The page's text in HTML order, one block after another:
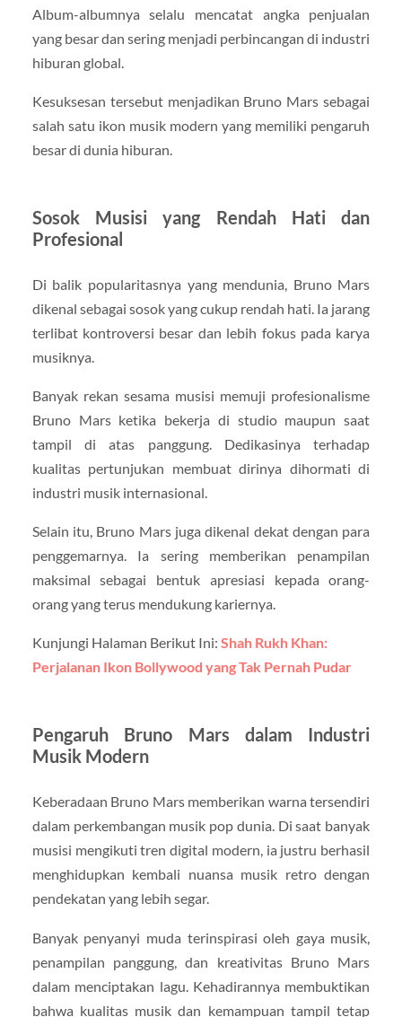
Album-albumnya selalu mencatat angka penjualan
yang besar dan sering menjadi perbincangan di industri
hiburan global.
Kesuksesan tersebut menjadikan Bruno Mars sebagai
salah satu ikon musik modern yang memiliki pengaruh
besar di dunia hiburan.
Sosok Musisi yang Rendah Hati dan
Profesional
Di balik popularitasnya yang mendunia, Bruno Mars
dikenal sebagai sosok yang cukup rendah hati. Ia jarang
terlibat kontroversi besar dan lebih fokus pada karya
musiknya.
Banyak rekan sesama musisi memuji profesionalisme
Bruno Mars ketika bekerja di studio maupun saat
tampil di atas panggung. Dedikasinya terhadap
kualitas pertunjukan membuat dirinya dihormati di
industri musik internasional.
Selain itu, Bruno Mars juga dikenal dekat dengan para
penggemarnya. Ia sering memberikan penampilan
maksimal sebagai bentuk apresiasi kepada orang-
orang yang terus mendukung kariernya.
Kunjungi Halaman Berikut Ini: Shah Rukh Khan:
Perjalanan Ikon Bollywood yang Tak Pernah Pudar
Pengaruh Bruno Mars dalam Industri
Musik Modern
Keberadaan Bruno Mars memberikan warna tersendiri
dalam perkembangan musik pop dunia. Di saat banyak
musisi mengikuti tren digital modern, ia justru berhasil
menghidupkan kembali nuansa musik retro dengan
pendekatan yang lebih segar.
Banyak penyanyi muda terinspirasi oleh gaya musik,
penampilan panggung, dan kreativitas Bruno Mars
dalam menciptakan lagu. Kehadirannya membuktikan
bahwa kualitas musik dan kemampuan tampil tetap